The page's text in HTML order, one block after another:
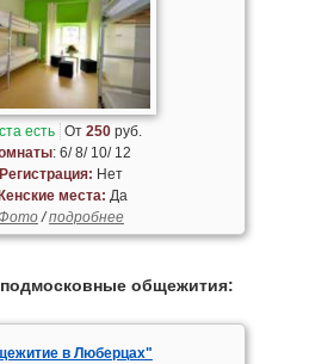
есть От250 руб.
: 6/ 8/ 10/ 12
Регистрация: Нет
места: Да
/подробнее
общежития:
в Люберцах"